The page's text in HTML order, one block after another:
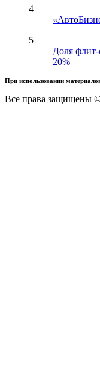
4
5
Доля флит-
20%
При использовании
Все права защищены